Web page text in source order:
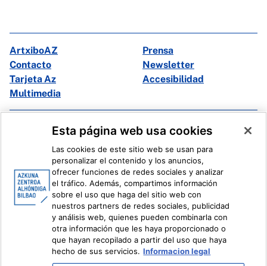
ArtxiboAZ
Prensa
Contacto
Newsletter
Tarjeta Az
Accesibilidad
Multimedia
Facebook
X
Ivoox
Información legal Sistema Interno de Información
Esta página web usa cookies
Las cookies de este sitio web se usan para
personalizar el contenido y los anuncios,
ofrecer funciones de redes sociales y analizar
el tráfico. Además, compartimos información
sobre el uso que haga del sitio web con
nuestros partners de redes sociales, publicidad
y análisis web, quienes pueden combinarla con
otra información que les haya proporcionado o
que hayan recopilado a partir del uso que haya
hecho de sus servicios. Informacion legal